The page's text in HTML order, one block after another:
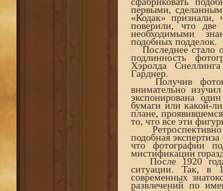
первыми,
«Кодак»
поверили, что две
необходимыми
подобных подделок.
Последнее стало
подлинность
Хэролда
Гарднер.
Получив
внимательно
экспонирована
бумаги или какой-
плане,
то, что все эти
Ретроспективно
подобная
что фотографии
мистификации
После 1920 года
ситуации. Так, в
современных
развлечений по